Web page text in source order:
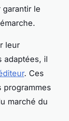
le
leur
adaptées, il
. Ces
programmes
marché du